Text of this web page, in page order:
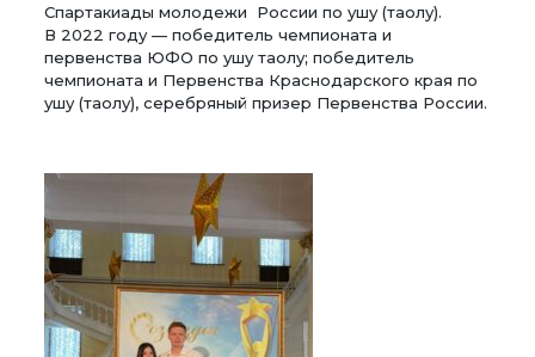
Спартакиады молодежи России по ушу (таолу).
В 2022 году — победитель чемпионата и
первенства ЮФО по ушу таолу; победитель
чемпионата и Первенства Краснодарского края по
ушу (таолу), серебряный призер Первенства России.